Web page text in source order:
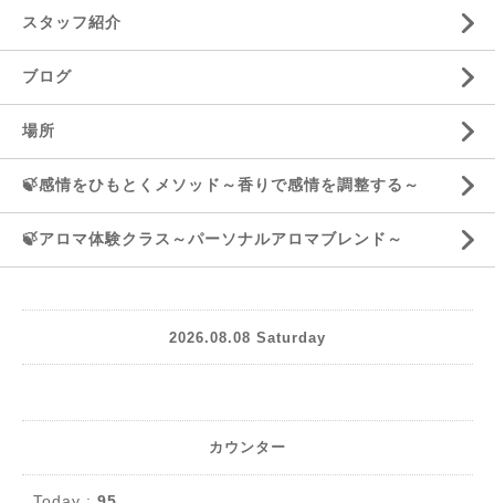
スタッフ紹介
ブログ
場所
🍃感情をひもとくメソッド～香りで感情を調整する～
🍃アロマ体験クラス～パーソナルアロマブレンド～
2026.08.08 Saturday
カウンター